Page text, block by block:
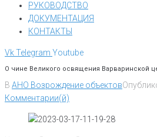
РУКОВОДСТВО
ДОКУМЕНТАЦИЯ
КОНТАКТЫ
VkTelegram Youtube
О чине Великого освящения Варваринской
В АНО Возрождение объектов
Комментарии(й)